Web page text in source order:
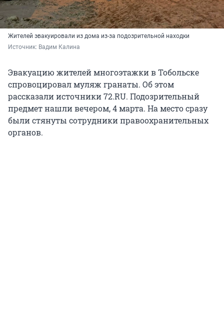
Жителей эвакуировали из дома из-за подозрительной находки
Источник: Вадим Калина
Эвакуацию жителей многоэтажки в Тобольске
спровоцировал муляж гранаты. Об этом
рассказали источники 72.RU. Подозрительный
предмет нашли вечером, 4 марта. На место сразу
были стянуты сотрудники правоохранительных
органов.